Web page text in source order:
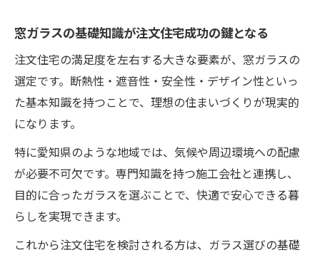
窓ガラスの基礎知識が注文住宅成功の鍵となる
注文住宅の満足度を左右する大きな要素が、窓ガラスの
選定です。断熱性・遮音性・安全性・デザイン性といっ
た基本知識を持つことで、理想の住まいづくりが現実的
になります。
特に愛知県のような地域では、気候や周辺環境への配慮
が必要不可欠です。専門知識を持つ施工会社と連携し、
目的に合ったガラスを選ぶことで、快適で安心できる暮
らしを実現できます。
これから注文住宅を検討される方は、ガラス選びの基礎